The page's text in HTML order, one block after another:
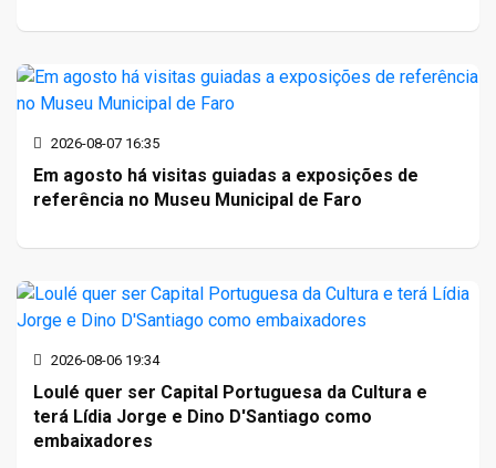
2026-08-07 16:35
Em agosto há visitas guiadas a exposições de
referência no Museu Municipal de Faro
2026-08-06 19:34
Loulé quer ser Capital Portuguesa da Cultura e
terá Lídia Jorge e Dino D'Santiago como
embaixadores